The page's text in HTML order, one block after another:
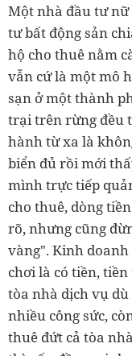
Một nhà đầu tư
tư bất động sản
hộ cho thuê nằm
vẫn cứ là một mô
sạn ở một thành
trại trên rừng đều
hành từ xa là
biển đủ rồi mới
mình trực tiếp
cho thuê, dòng
rõ, nhưng cũng
vàng". Kinh doanh
chơi là có tiền,
tòa nhà dịch vụ
nhiều công sức,
thuê đứt cả tòa